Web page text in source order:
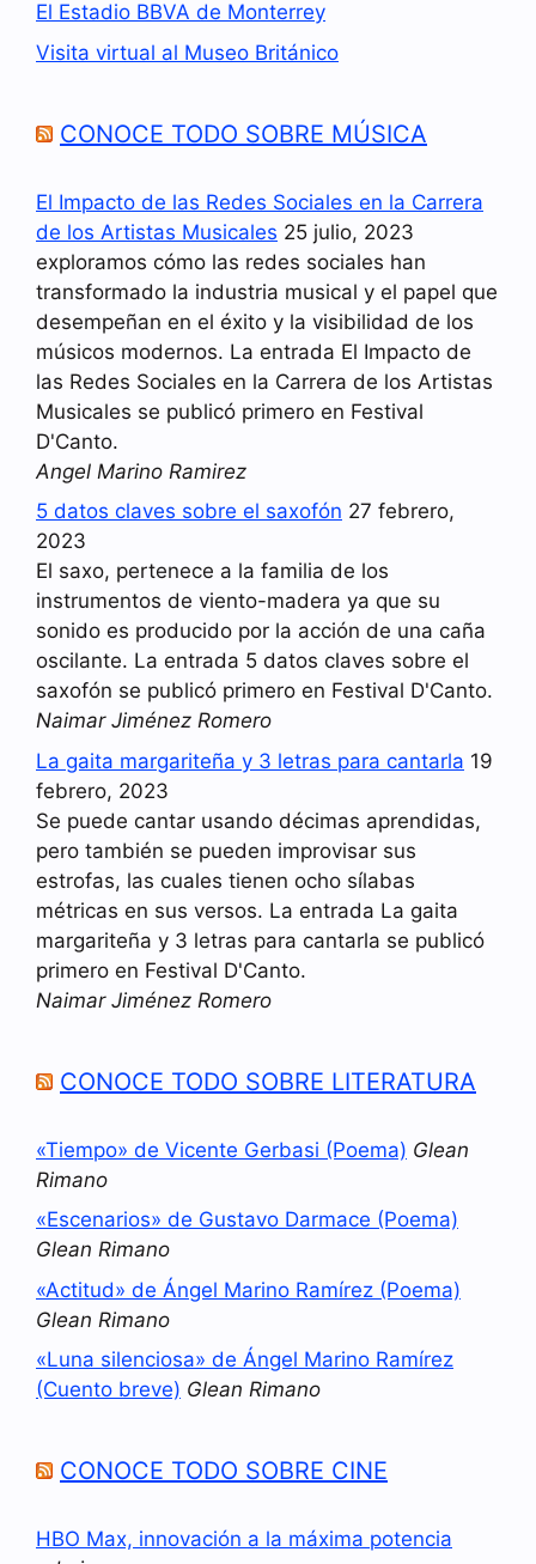
El Estadio BBVA de Monterrey
Visita virtual al Museo Británico
CONOCE TODO SOBRE MÚSICA
El Impacto de las Redes Sociales en la Carrera
de los Artistas Musicales 25 julio, 2023
exploramos cómo las redes sociales han
transformado la industria musical y el papel que
desempeñan en el éxito y la visibilidad de los
músicos modernos. La entrada El Impacto de
las Redes Sociales en la Carrera de los Artistas
Musicales se publicó primero en Festival
D'Canto.
Angel Marino Ramirez
5 datos claves sobre el saxofón 27 febrero,
2023
El saxo, pertenece a la familia de los
instrumentos de viento-madera ya que su
sonido es producido por la acción de una caña
oscilante. La entrada 5 datos claves sobre el
saxofón se publicó primero en Festival D'Canto.
Naimar Jiménez Romero
La gaita margariteña y 3 letras para cantarla 19
febrero, 2023
Se puede cantar usando décimas aprendidas,
pero también se pueden improvisar sus
estrofas, las cuales tienen ocho sílabas
métricas en sus versos. La entrada La gaita
margariteña y 3 letras para cantarla se publicó
primero en Festival D'Canto.
Naimar Jiménez Romero
CONOCE TODO SOBRE LITERATURA
«Tiempo» de Vicente Gerbasi (Poema) Glean
Rimano
«Escenarios» de Gustavo Darmace (Poema)
Glean Rimano
«Actitud» de Ángel Marino Ramírez (Poema)
Glean Rimano
«Luna silenciosa» de Ángel Marino Ramírez
(Cuento breve) Glean Rimano
CONOCE TODO SOBRE CINE
HBO Max, innovación a la máxima potencia